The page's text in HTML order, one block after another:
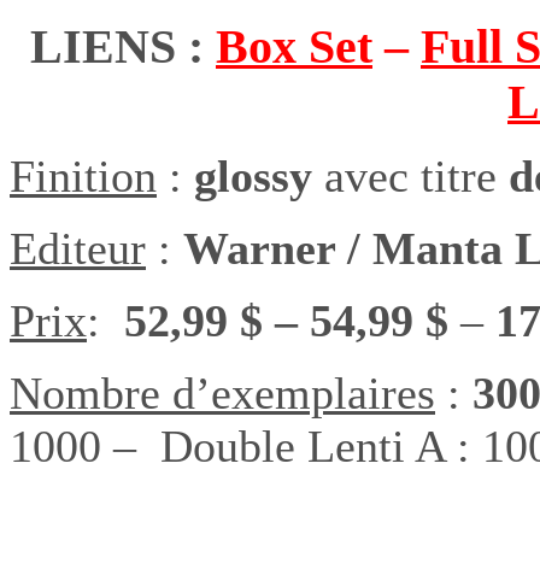
LIENS : Box Set– Full
Finition : glossy avec titre
Editeur : Warner / Manta
Prix: 52,99 $ – 54,99 $ –
Nombre d’exemplaires :
1000 – Double Lenti A :